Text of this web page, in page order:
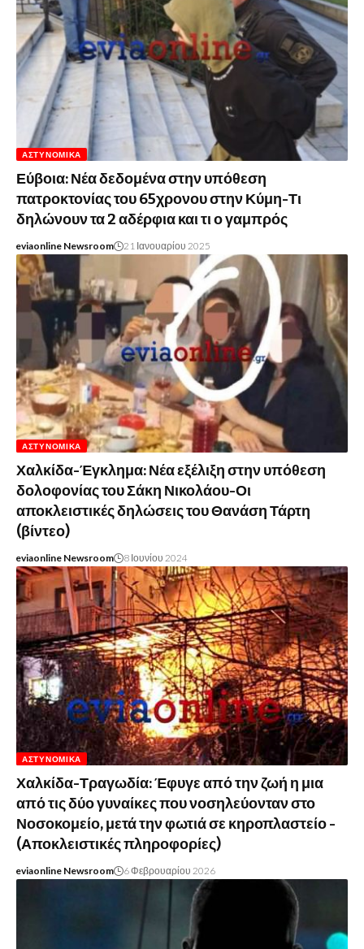
ΑΣΤΥΝΟΜΙΚΆ
Εύβοια: Νέα δεδομένα στην υπόθεση
πατροκτονίας του 65χρονου στην Κύμη-Τι
δηλώνουν τα 2 αδέρφια και τι ο γαμπρός
eviaonline Newsroom 21 Ιανουαρίου 2025
ΑΣΤΥΝΟΜΙΚΆ
Χαλκίδα-Έγκλημα: Νέα εξέλιξη στην υπόθεση
δολοφονίας του Σάκη Νικολάου-Οι
αποκλειστικές δηλώσεις του Θανάση Τάρτη
(βίντεο)
eviaonline Newsroom 8 Ιουνίου 2024
ΑΣΤΥΝΟΜΙΚΆ
Χαλκίδα-Τραγωδία: Έφυγε από την ζωή η μια
από τις δύο γυναίκες που νοσηλεύονταν στο
Νοσοκομείο, μετά την φωτιά σε κηροπλαστείο -
(Αποκλειστικές πληροφορίες)
eviaonline Newsroom 6 Φεβρουαρίου 2026